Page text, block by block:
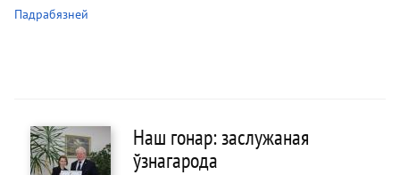
Падрабязней
Наш гонар: заслужаная
ўзнагарода